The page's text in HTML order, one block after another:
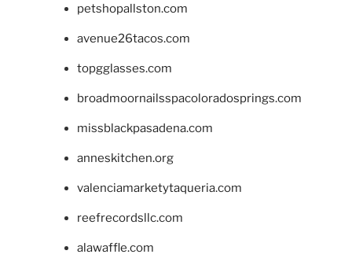
petshopallston.com
avenue26tacos.com
topgglasses.com
broadmoornailsspacoloradosprings.com
missblackpasadena.com
anneskitchen.org
valenciamarketytaqueria.com
reefrecordsllc.com
alawaffle.com